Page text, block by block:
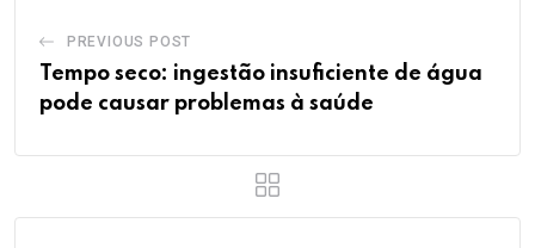
PREVIOUS POST
Tempo seco: ingestão insuficiente de água
pode causar problemas à saúde